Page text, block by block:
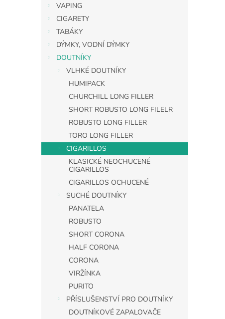
VAPING
CIGARETY
TABÁKY
DÝMKY, VODNÍ DÝMKY
DOUTNÍKY
VLHKÉ DOUTNÍKY
HUMIPACK
CHURCHILL LONG FILLER
SHORT ROBUSTO LONG FILELR
ROBUSTO LONG FILLER
TORO LONG FILLER
CIGARILLOS
KLASICKÉ NEOCHUCENÉ
CIGARILLOS
CIGARILLOS OCHUCENÉ
SUCHÉ DOUTNÍKY
PANATELA
ROBUSTO
SHORT CORONA
HALF CORONA
CORONA
VIRŽÍNKA
PURITO
PŘÍSLUŠENSTVÍ PRO DOUTNÍKY
DOUTNÍKOVÉ ZAPALOVAČE